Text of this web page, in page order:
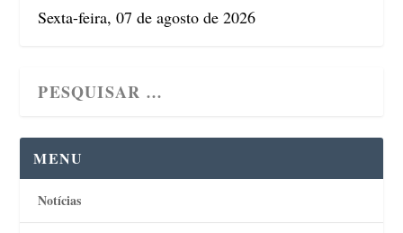
Sexta-feira, 07 de agosto de 2026
MENU
Notícias